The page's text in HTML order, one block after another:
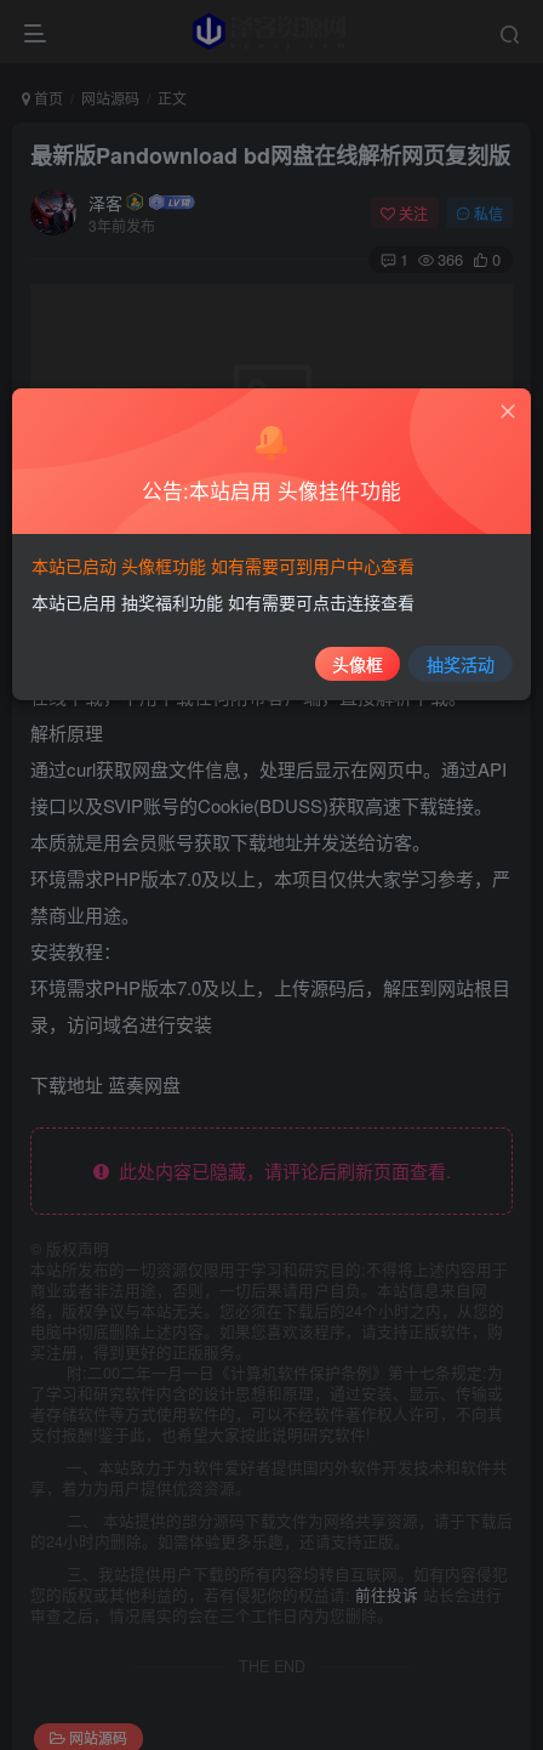
首页 网站源码 正文
最新版Pandownload bd网盘在线解析网页复刻版
泽客
3年前发布
关注 私信
1 366 0
在线下载，不用下载任何附带客户端，直接解析下载。
解析原理
通过curl获取网盘文件信息，处理后显示在网页中。通过API
接口以及SVIP账号的Cookie(BDUSS)获取高速下载链接。
本质就是用会员账号获取下载地址并发送给访客。
环境需求PHP版本7.0及以上，本项目仅供大家学习参考，严
禁商业用途。
安装教程：
环境需求PHP版本7.0及以上，上传源码后，解压到网站根目
录，访问域名进行安装
下载地址 蓝奏网盘
此处内容已隐藏，请评论后刷新页面查看.
版权声明
本站所发布的一切资源仅限用于学习和研究目的;不得将上述内容用于
商业或者非法用途，否则，一切后果请用户自负。本站信息来自网
络，版权争议与本站无关。您必须在下载后的24个小时之内，从您的
电脑中彻底删除上述内容。如果您喜欢该程序，请支持正版软件，购
买注册，得到更好的正版服务。
附:二00二年一月一日《计算机软件保护条例》第十七条规定:为
了学习和研究软件内含的设计思想和原理，通过安装、显示、传输或
者存储软件等方式使用软件的，可以不经软件著作权人许可，不向其
支付报酬!鉴于此，也希望大家按此说明研究软件!
一、本站致力于为软件爱好者提供国内外软件开发技术和软件共
享，着力为用户提供优资资源。
二、 本站提供的部分源码下载文件为网络共享资源，请于下载后
的24小时内删除。如需体验更多乐趣，还请支持正版。
三、我站提供用户下载的所有内容均转自互联网。如有内容侵犯
您的版权或其他利益的，若有侵犯你的权益请: 前往投诉 站长会进行
审查之后，情况属实的会在三个工作日内为您删除。
THE END
网站源码
公告:本站启用 头像挂件功能
本站已启动 头像框功能 如有需要可到用户中心查看
本站已启用 抽奖福利功能 如有需要可点击连接查看
头像框 抽奖活动